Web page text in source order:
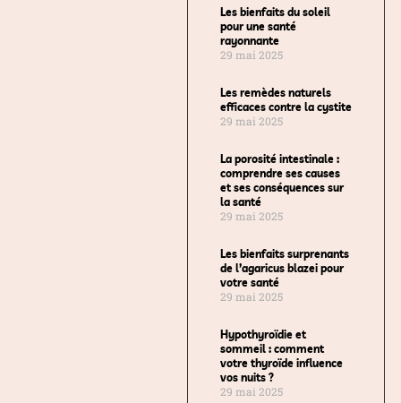
Les bienfaits du soleil
pour une santé
rayonnante
29 mai 2025
Les remèdes naturels
efficaces contre la cystite
29 mai 2025
La porosité intestinale :
comprendre ses causes
et ses conséquences sur
la santé
29 mai 2025
Les bienfaits surprenants
de l’agaricus blazei pour
votre santé
29 mai 2025
Hypothyroïdie et
sommeil : comment
votre thyroïde influence
vos nuits ?
29 mai 2025